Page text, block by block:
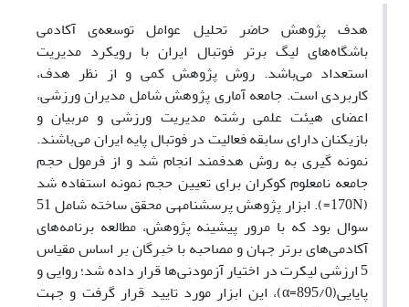
هدف پژوهش حاضر تحلیل عوامل توسعه‌ی آکادمی
باشگاه‌های لیگ برتر فوتبال ایران با رویکرد مدیریت
استعداد می‌باشد. روش پژوهش کمی و از نظر هدف،
کاربردی است. جامعه آماری پژوهش شامل مدیران ورزشی،
اعضای هیئت علمی رشته مدیریت ورزشی و مربیان و
بازیکنان دارای سابقه فعالیت در فوتبال پایه ایران می‌باشند.
نمونه گیری به روش هدفمند انجام شد و از فرمول حجم
جامعه نامعلوم کوکران برای تعیین حجم نمونه استفاده شد
(170N=). ابزار پژوهش پرسشنامهی محقق ساخته شامل 51
سوال بود که با مرور پیشینه پژوهش، مطالعه برنامه‌های
آکادمی‌های برتر جهان و مصاحبه با خبرگان بر اساس مقیاس
5 ارزشی لیکرت در اختیار آزمودنی‌ها قرار داده شد؛ روایی و
پایایی(895/0=α)، این ابزار مورد تایید قرار گرفت و جهت